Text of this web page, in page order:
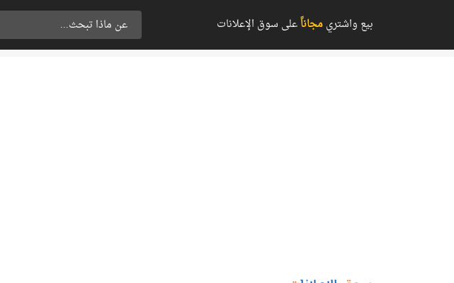
بيع واشتريمجاناًعلى سوق الإعلانات